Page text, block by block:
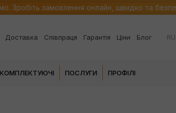
Зробіть замовлення онлайн, швидко та
Доставка Співпраця Гарантія Ціни Блог RU
КОМПЛЕКТУЮЧІ ПОСЛУГИ ПРОФІЛІ